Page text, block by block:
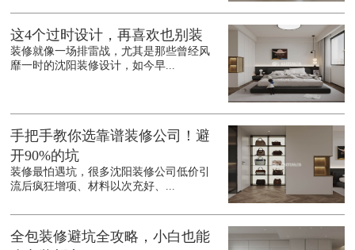
这4个过时设计，再喜欢也别装
装修就像一场排雷战，尤其是那些曾经风
靡一时的沈阳装修设计，如今早...
手把手教你选靠谱装修公司！避
开90%的坑
装修最怕遇坑，很多沈阳装修公司低价引
流后疯狂增项、材料以次充好、...
全包装修避坑全攻略，小白也能